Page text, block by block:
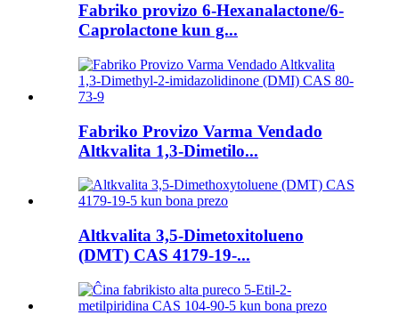
Fabriko provizo 6-Hexanalactone/6-
Caprolactone kun g...
Fabriko Provizo Varma Vendado
Altkvalita 1,3-Dimetilo...
Altkvalita 3,5-Dimetoxitolueno
(DMT) CAS 4179-19-...